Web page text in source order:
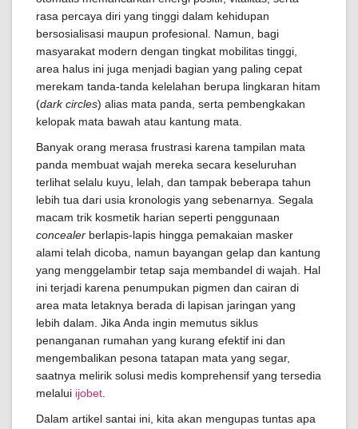
rasa percaya diri yang tinggi dalam kehidupan
bersosialisasi maupun profesional. Namun, bagi
masyarakat modern dengan tingkat mobilitas tinggi,
area halus ini juga menjadi bagian yang paling cepat
merekam tanda-tanda kelelahan berupa lingkaran hitam
(dark circles) alias mata panda, serta pembengkakan
kelopak mata bawah atau kantung mata.
Banyak orang merasa frustrasi karena tampilan mata
panda membuat wajah mereka secara keseluruhan
terlihat selalu kuyu, lelah, dan tampak beberapa tahun
lebih tua dari usia kronologis yang sebenarnya. Segala
macam trik kosmetik harian seperti penggunaan
concealer berlapis-lapis hingga pemakaian masker
alami telah dicoba, namun bayangan gelap dan kantung
yang menggelambir tetap saja membandel di wajah. Hal
ini terjadi karena penumpukan pigmen dan cairan di
area mata letaknya berada di lapisan jaringan yang
lebih dalam. Jika Anda ingin memutus siklus
penanganan rumahan yang kurang efektif ini dan
mengembalikan pesona tatapan mata yang segar,
saatnya melirik solusi medis komprehensif yang tersedia
melalui ijobet
Dalam artikel santai ini, kita akan mengupas tuntas apa